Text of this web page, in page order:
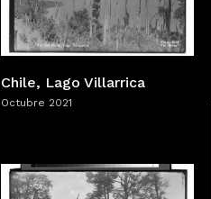
Chile, Lago Villarrica
Octubre 2021